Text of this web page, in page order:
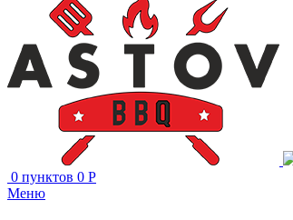
0 пунктов 0 Р
Меню